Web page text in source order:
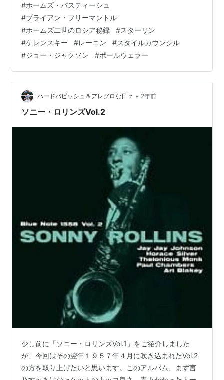
だけ登場したアレクセイ・オルロフ皇子及びその娘のプ
リンセス・オルガが登場します。そして前作同様非常に
面白かったです(^▽^)/ 原題は「The HOLMES
FACTOR」、、、直訳すれば「ホームズの遺伝因子」と
言うような意味ですが、邦題はやや二流小説っぽいタイ
トルでイマイチ。でも中身は非…
#ホームズ・パスティーシュ
#ブライアン・フリーマントル
#ホームズ二世のロシア秘録 #スターリン
#ケレンスキー #レーニン #スタイルカウンシル
#ジョー・ジャクソン #ポールウェラー
ハードバピッシュ＆アレグロな日々 • 2年前
ソニー・ロリンズVol.2
少し前に「ソニー・ロリンズVol.1」をご紹介しました
が、今回はその翌年１９５７年４月に吹き込まれたVol.2
の方を取り上げたいと思います。このアルバム、まず言